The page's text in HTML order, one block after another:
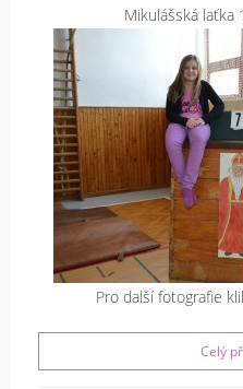
Mikulášská laťka
Pro další fotografie
Celý